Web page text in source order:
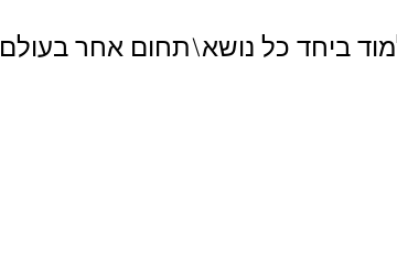
בזום (250 ש"ח לשעה) וללמוד ביחד כל נושא\תחום אחר בעולם